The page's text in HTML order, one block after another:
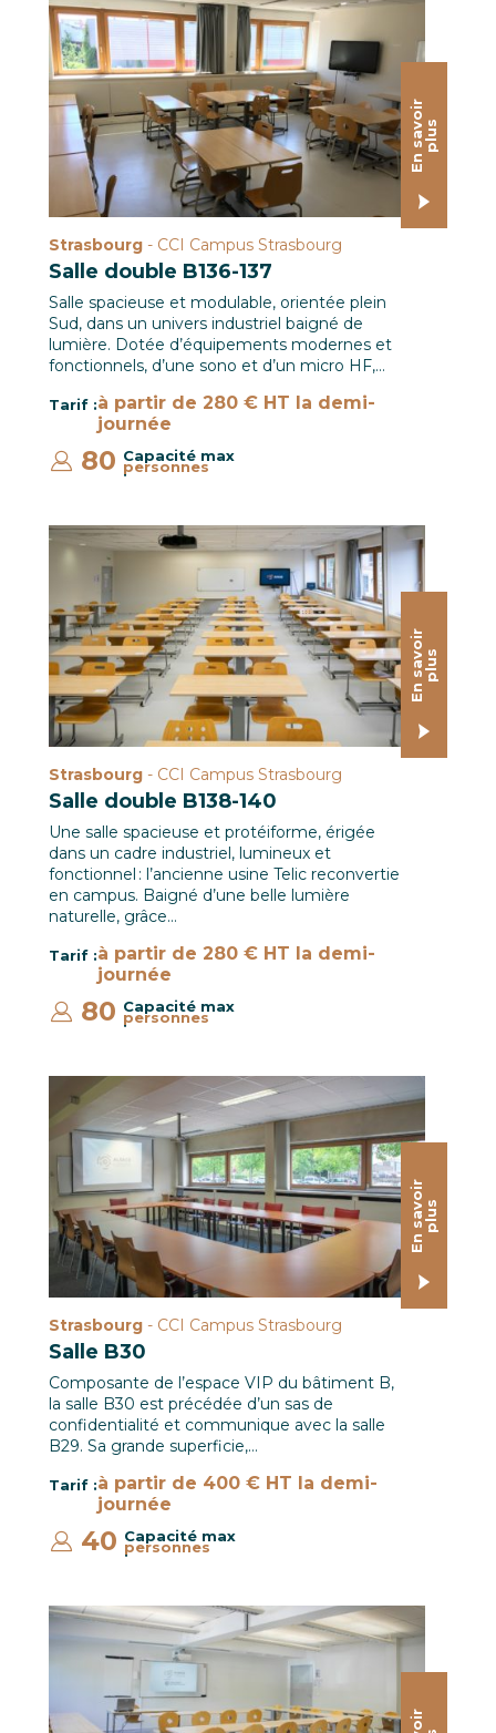
Salle B137 / CCI Campus © Corentin Charlier
E
n
s
av
o
i
r
p
l
us
Strasbourg - CCI Campus Strasbourg
Salle double B136-137
Salle spacieuse et modulable, orientée plein
Sud, dans un univers industriel baigné de
lumière. Dotée d’équipements modernes et
fonctionnels, d’une sono et d’un micro HF,…
Tarif :à partir de 280 € HT la demi-
journée
Capacité max
:
80 personnes
Salle B138-140 / CCI Campus Strasbourg © Pascal
E
n
s
av
o
i
r
p
l
us
Strasbourg - CCI Campus Strasbourg
Salle double B138-140
Une salle spacieuse et protéiforme, érigée
dans un cadre industriel, lumineux et
fonctionnel : l’ancienne usine Telic reconvertie
en campus. Baigné d’une belle lumière
naturelle, grâce…
Tarif :à partir de 280 € HT la demi-
journée
Capacité max
:
80 personnes
Salle B30 / CCI Campus Strasbourg © Pascal SCHWIEN
E
n
s
av
o
i
r
p
l
us
Strasbourg - CCI Campus Strasbourg
Salle B30
Composante de l’espace VIP du bâtiment B,
la salle B30 est précédée d’un sas de
confidentialité et communique avec la salle
B29. Sa grande superficie,…
Tarif :à partir de 400 € HT la demi-
journée
Capacité max
:
40 personnes
Salle B33 / CCI Campus Strasbourg © Pascal SCHWIEN